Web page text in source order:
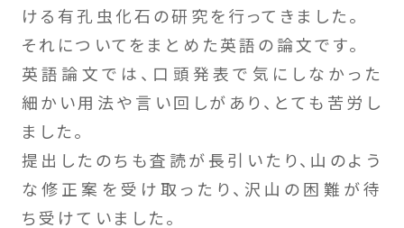
ける有孔虫化石の研究を行ってきました。
それについてをまとめた英語の論文です。
英語論文では、口頭発表で気にしなかった
細かい用法や言い回しがあり、とても苦労し
ました。
提出したのちも査読が長引いたり、山のよう
な修正案を受け取ったり、沢山の困難が待
ち受けていました。